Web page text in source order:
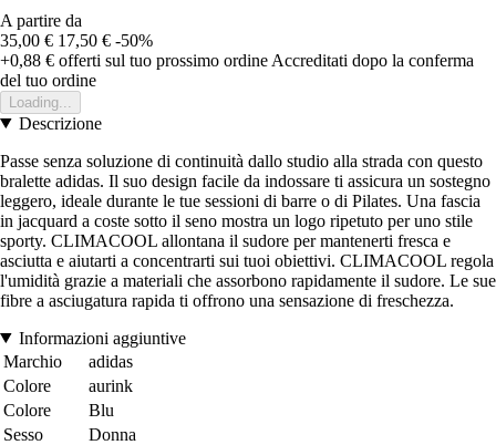
A partire da
35,00 € 17,50 € -50%
+0,88 € offerti sul tuo prossimo ordine Accreditati dopo la conferma
del tuo ordine
Loading...
Descrizione
Passe senza soluzione di continuità dallo studio alla strada con questo
bralette adidas. Il suo design facile da indossare ti assicura un sostegno
leggero, ideale durante le tue sessioni di barre o di Pilates. Una fascia
in jacquard a coste sotto il seno mostra un logo ripetuto per uno stile
sporty. CLIMACOOL allontana il sudore per mantenerti fresca e
asciutta e aiutarti a concentrarti sui tuoi obiettivi. CLIMACOOL regola
l'umidità grazie a materiali che assorbono rapidamente il sudore. Le sue
fibre a asciugatura rapida ti offrono una sensazione di freschezza.
Informazioni aggiuntive
Marchio
adidas
Colore
aurink
Colore
Blu
Sesso
Donna